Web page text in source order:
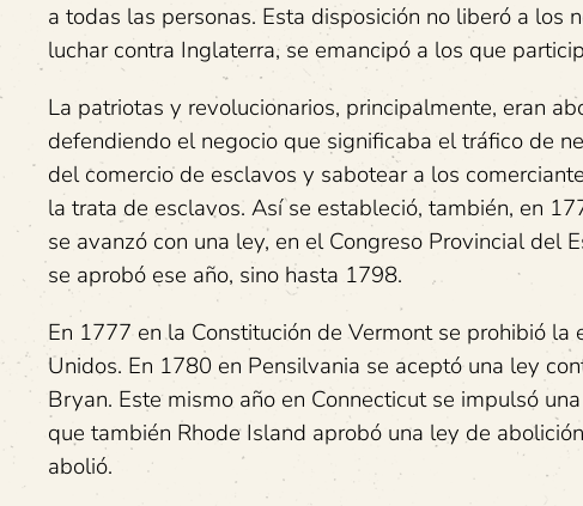
a todas las personas. Esta disposición no liberó a los
luchar contra Inglaterra, se emancipó a los que
La patriotas y revolucionarios, principalmente, eran
defendiendo el negocio que significaba el tráfico de
del comercio de esclavos y sabotear a los
la trata de esclavos. Así se estableció, también, en
se avanzó con una ley, en el Congreso Provincial del
se aprobó ese año, sino hasta 1798.
En 1777 en la Constitución de Vermont se prohibió
Unidos. En 1780 en Pensilvania se aceptó una ley
Bryan. Este mismo año en Connecticut se impulsó
que también Rhode Island aprobó una ley de
abolió.